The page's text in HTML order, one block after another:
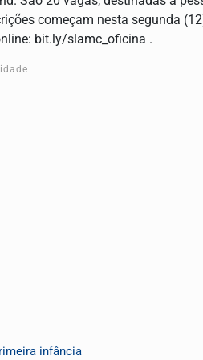
começam nesta segunda
bit.ly/slamc_oficina .
infância